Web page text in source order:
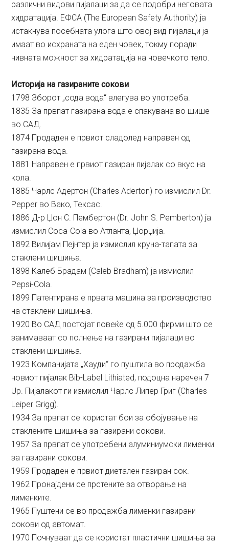
различни видови пијалаци за да се подобри неговата
хидратација. ЕФСА (The European Safety Authority) ја
истакнува посебната улога што овој вид пијалаци ја
имаат во исхраната на еден човек, токму поради
нивната можност за хидратација на човечкото тело.
Историја на газираните сокови
1798 Зборот „сода вода“ влегува во употреба.
1835 За првпат газирана вода е спакувана во шише
во САД.
1874 Продаден е првиот сладолед направен од
газирана вода.
1881 Направен е првиот газиран пијалак со вкус на
кола.
1885 Чарлс Адертон (Charles Aderton) го измислил Dr.
Pepper во Вако, Тексас.
1886 Д-р Џон С. Пембертон (Dr. John S. Pemberton) ја
измислил Coca-Cola во Атланта, Џорџија.
1892 Вилијам Пејнтер ја измислил круна-тапата за
стаклени шишиња.
1898 Калеб Брадам (Caleb Bradham) ја измислил
Pepsi-Cola.
1899 Патентирана е првата машина за производство
на стаклени шишиња.
1920 Во САД постојат повеќе од 5.000 фирми што се
занимаваат со полнење на газирани пијалаци во
стаклени шишиња.
1923 Компанијата „Хауди“ го пуштила во продажба
новиот пијалак Bib-Label Lithiated, подоцна наречен 7
Up. Пијалакот ги измислил Чарлс Липер Григ (Charles
Leiper Grigg).
1934 За првпат се користат бои за обојување на
стаклените шишиња за газирани сокови.
1957 За првпат се употребени алуминиумски лименки
за газирани сокови.
1959 Продаден е првиот диетален газиран сок.
1962 Пронајдени се прстените за отворање на
лименките.
1965 Пуштени се во продажба лименки газирани
сокови од автомат.
1970 Почнуваат да се користат пластични шишиња за